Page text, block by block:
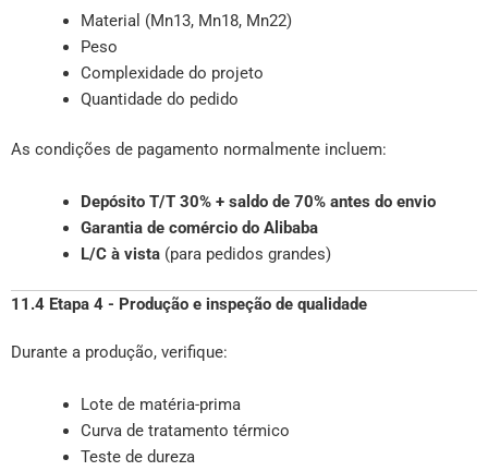
Material (Mn13, Mn18, Mn22)
Peso
Complexidade do projeto
Quantidade do pedido
As condições de pagamento normalmente incluem:
Depósito T/T 30% + saldo de 70% antes do envio
Garantia de comércio do Alibaba
L/C à vista(para pedidos grandes)
11.4 Etapa 4 - Produção e inspeção de qualidade
Durante a produção, verifique:
Lote de matéria-prima
Curva de tratamento térmico
Teste de dureza